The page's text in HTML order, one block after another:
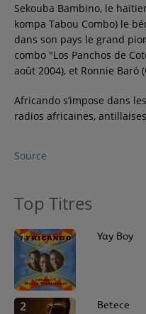
Sekouba Bambino, le
kompa Tabou Combo) le
dans son pays le grand
combo "Los Panchos de
août 2004), et Ronnie Baró
Africando s’impose dans
radios africaines,
Source
Top Titres
1 Yay Boy
2 Betece